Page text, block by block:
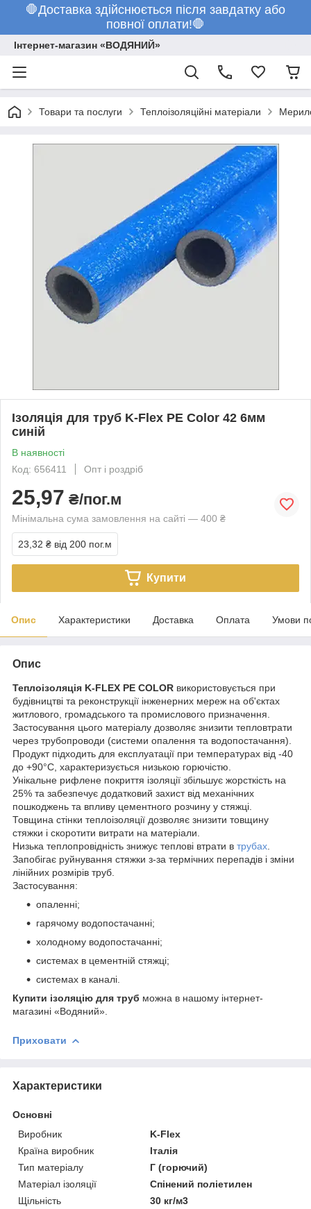
🛑Доставка здійснюється після завдатку або
повної оплати!🛑
Інтернет-магазин «ВОДЯНИЙ»
Товари та послуги Теплоізоляційні матеріали
Ізоляція для труб K-Flex PE Color 42 6мм
синій
В наявності
Код: 656411
Опт і роздріб
25,97 ₴/пог.м
Мінімальна сума замовлення на сайті — 400 ₴
23,32 ₴ від 200 пог.м
Купити
Опис Характеристики Доставка Оплата Умови
Опис
Теплоізоляція K-FLEX PE COLOR використовується при
будівництві та реконструкції інженерних мереж на об'єктах
житлового, громадського та промислового призначення.
Застосування цього матеріалу дозволяє знизити тепловтрати
через трубопроводи (системи опалення та водопостачання).
Продукт підходить для експлуатації при температурах від -40
до +90°C, характеризується низькою горючістю.
Унікальне рифлене покриття ізоляції збільшує жорсткість на
25% та забезпечує додатковий захист від механічних
пошкоджень та впливу цементного розчину у стяжці.
Товщина стінки теплоізоляції дозволяє знизити товщину
стяжки і скоротити витрати на матеріали.
Низька теплопровідність знижує теплові втрати в трубах
Запобігає руйнування стяжки з-за термічних перепадів і зміни
лінійних розмірів труб.
Застосування:
опаленні;
гарячому водопостачанні;
холодному водопостачанні;
системах в цементній стяжці;
системах в каналі.
Купити ізоляцію для труб можна в нашому інтернет-
магазині «Водяний».
Приховати
Характеристики
Основні
Виробник
K-Flex
Країна виробник
Італія
Тип матеріалу
Г (горючий)
Матеріал ізоляції
Спінений поліетилен
Щільність
30 кг/м3